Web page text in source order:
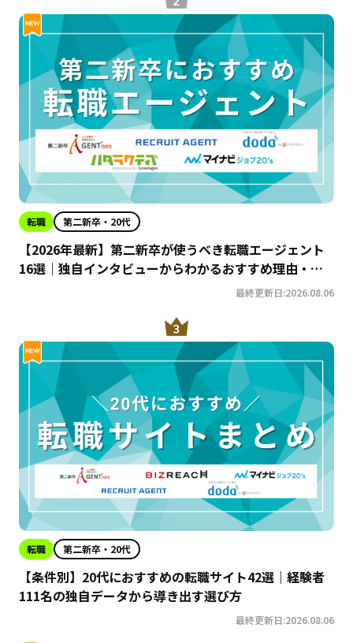
転職 第二新卒・20代
【2026年最新】第二新卒が使うべき転職エージェント
16選｜独自インタビューからわかるおすすめ理由・サ
最終更新日:2026.08.06
転職 第二新卒・20代
【条件別】20代におすすめの転職サイト42選｜経験者
111名の独自データから導き出す選び方
最終更新日:2026.08.06